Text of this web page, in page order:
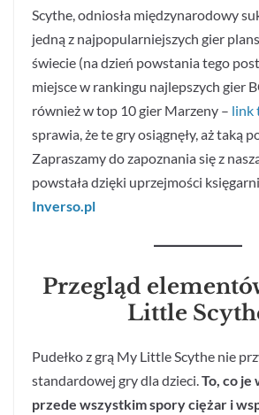
Scythe, odniosła międzynarodowy
jedną z najpopularniejszych gier
świecie (na dzień powstania tego
miejsce w rankingu najlepszych gier
również w top 10 gier Marzeny – link
sprawia, że te gry osiągnęły, aż taką
Zapraszamy do zapoznania się z
powstała dzięki uprzejmości
Inverso.pl
Przegląd
Little
Pudełko z grą My Little Scythe nie
standardowej gry dla dzieci.To, co je
przede wszystkim spory ciężar i